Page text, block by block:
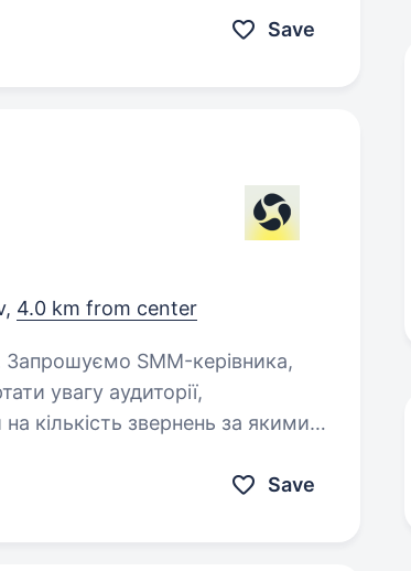
Save
4.0 km from center
увагу аудиторії,
кількість звернень за якими
Save